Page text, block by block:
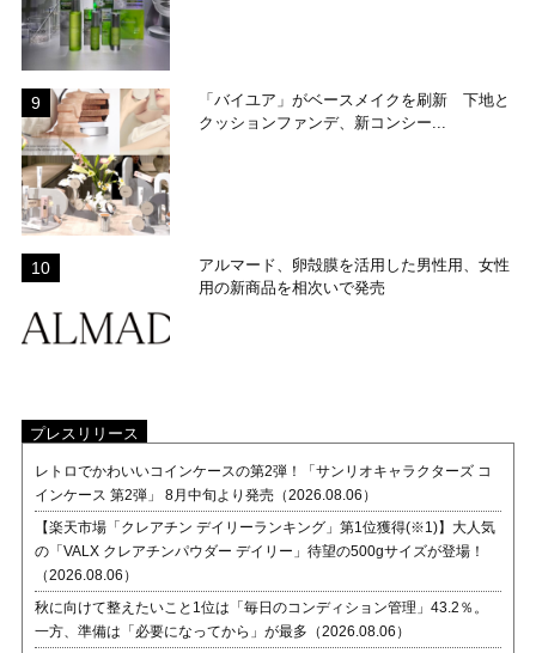
「バイユア」がベースメイクを刷新 下地と
クッションファンデ、新コンシー...
アルマード、卵殻膜を活用した男性用、女性
用の新商品を相次いで発売
プレスリリース
レトロでかわいいコインケースの第2弾！「サンリオキャラクターズ コ
インケース 第2弾」 8月中旬より発売（2026.08.06）
【楽天市場「クレアチン デイリーランキング」第1位獲得(※1)】大人気
の「VALX クレアチンパウダー デイリー」待望の500gサイズが登場！
（2026.08.06）
秋に向けて整えたいこと1位は「毎日のコンディション管理」43.2％。
一方、準備は「必要になってから」が最多（2026.08.06）